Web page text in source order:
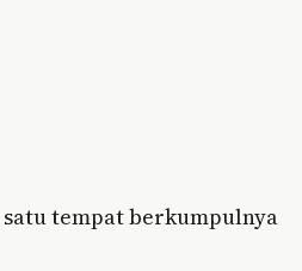
satu tempat berkumpulnya